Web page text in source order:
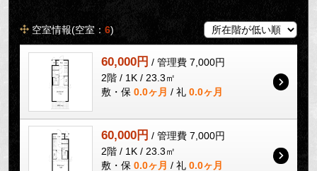
空室情報(空室：6)
60,000円 / 管理費 7,000円
2階 / 1K / 23.3㎡
敷・保 0.0ヶ月 / 礼 0.0ヶ月
60,000円 / 管理費 7,000円
2階 / 1K / 23.3㎡
敷・保 0.0ヶ月 / 礼 0.0ヶ月